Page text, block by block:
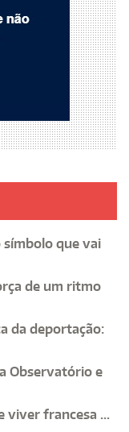
símbolo que vai
de um ritmo
da deportação:
Observatório e
viver francesa ...